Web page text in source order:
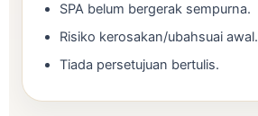
SPA belum bergerak sempurna.
Risiko kerosakan/ubahsuai awal.
Tiada persetujuan bertulis.